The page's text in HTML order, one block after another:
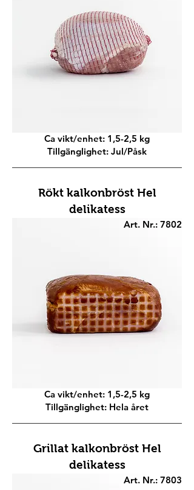
Ca vikt/enhet: 1,5-2,5 kg
Tillgänglighet: Jul/Påsk
Rökt kalkonbröst Hel
delikatess
Art. Nr.: 7802
Ca vikt/enhet: 1,5-2,5 kg
Tillgänglighet: Hela året
Grillat kalkonbröst Hel
delikatess
Art. Nr.: 7803